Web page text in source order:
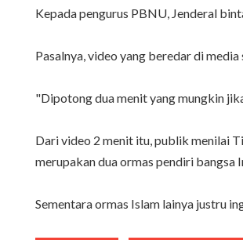
Kepada pengurus PBNU, Jenderal
Pasalnya, video yang beredar di
"Dipotong dua menit yang mungkin
Dari video 2 menit itu, publik menilai
merupakan dua ormas pendiri bangsa
Sementara ormas Islam lainya justru